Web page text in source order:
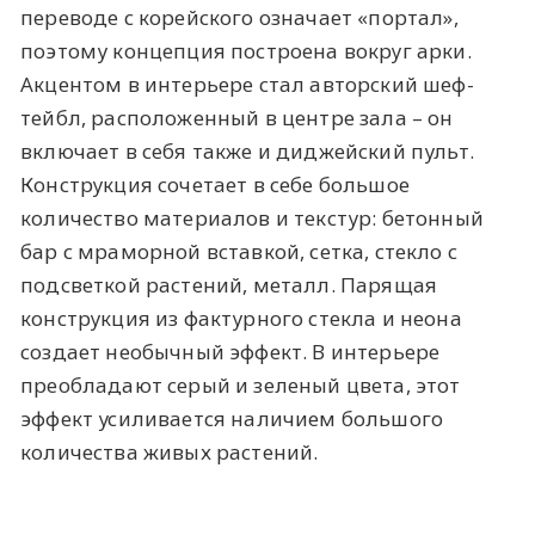
переводе с корейского означает «портал»,
поэтому концепция построена вокруг арки.
Акцентом в интерьере стал авторский шеф-
тейбл, расположенный в центре зала – он
включает в себя также и диджейский пульт.
Конструкция сочетает в себе большое
количество материалов и текстур: бетонный
бар с мраморной вставкой, сетка, стекло с
подсветкой растений, металл. Парящая
конструкция из фактурного стекла и неона
создает необычный эффект. В интерьере
преобладают серый и зеленый цвета, этот
эффект усиливается наличием большого
количества живых растений.